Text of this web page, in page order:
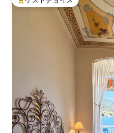
大好評のゲストチョイスです。